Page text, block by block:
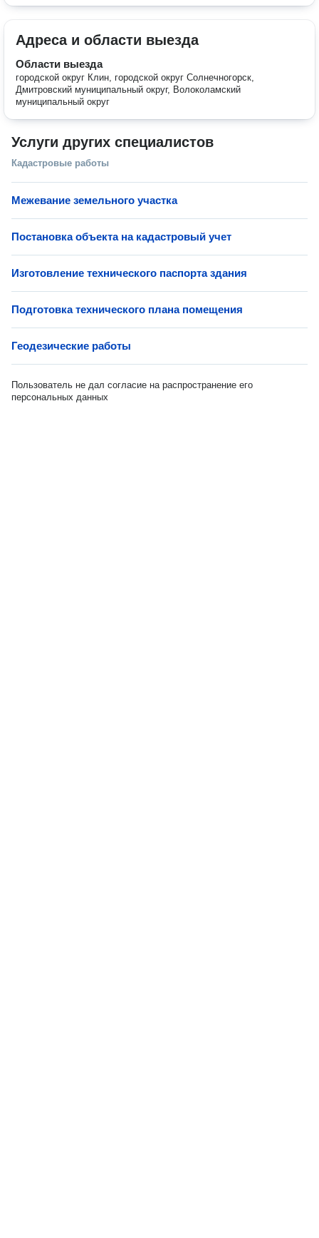
Адреса и области выезда
Области выезда
городской округ Клин, городской округ Солнечногорск,
Дмитровский муниципальный округ, Волоколамский
муниципальный округ
Услуги других специалистов
Кадастровые работы
Межевание земельного участка
Постановка объекта на кадастровый учет
Изготовление технического паспорта здания
Подготовка технического плана помещения
Геодезические работы
Пользователь не дал согласие на распространение его
персональных данных